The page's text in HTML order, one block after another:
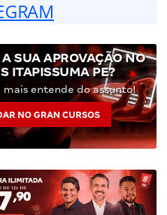
SUA APROVAÇÃO NO
ITAPISSUMA PE?
entende do assunto!
NO GRAN CURSOS